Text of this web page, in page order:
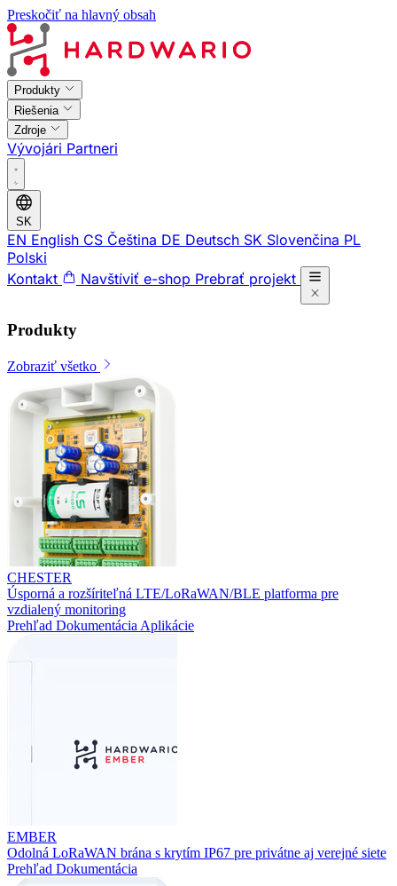
Preskočiť na hlavný obsah
Produkty
Riešenia
Zdroje
Vývojári Partneri
SK
EN English CS Čeština DE Deutsch SK Slovenčina PL
Polski
Kontakt
Navštíviť e-shop Prebrať projekt
Produkty
Zobraziť všetko
CHESTER
Úsporná a rozšíriteľná LTE/LoRaWAN/BLE platforma pre
vzdialený monitoring
Prehľad Dokumentácia Aplikácie
EMBER
Odolná LoRaWAN brána s krytím IP67 pre privátne aj verejné siete
Prehľad Dokumentácia